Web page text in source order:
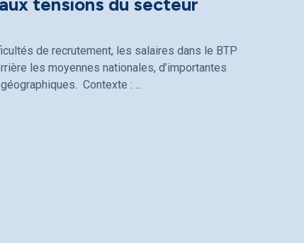
de recrutement, les salaires dans le BTP
les moyennes nationales, d’importantes
Contexte :